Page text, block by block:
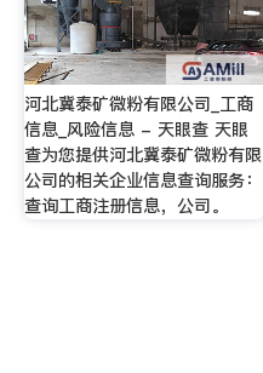
河北冀泰矿微粉有限公司_工商
信息_风险信息 - 天眼查 天眼
查为您提供河北冀泰矿微粉有限
公司的相关企业信息查询服务：
查询工商注册信息，公司。